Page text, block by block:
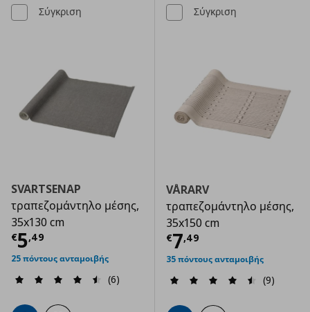
Σύγκριση
SVARTSENAP
τραπεζομάντηλο μέσης,
35x130 cm
€5,49
Τρέχουσα τιμή € 5,49
25 πόντους ανταμοιβής
(6)
Σύγκριση
VÅRARV
τραπεζομάντηλο μέσης,
35x150 cm
€7,49
Τρέχουσα
35 πόντους ανταμοιβής
(9)